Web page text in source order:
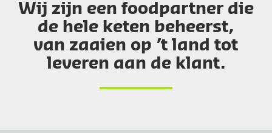
Wij zijn een foodpartner die
de hele keten beheerst,
van zaaien op ’t land tot
leveren aan de klant.